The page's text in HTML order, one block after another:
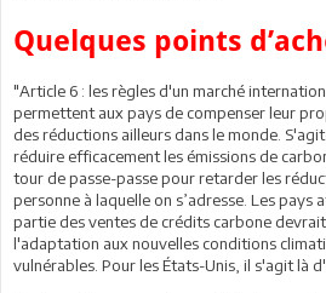
Quelques points
"Article 6 : les règles d'un marché
permettent aux pays de compenser leur
des réductions ailleurs dans le monde.
réduire efficacement les émissions de
tour de passe-passe pour retarder les
personne à laquelle on s’adresse. Les pays
partie des ventes de crédits carbone
l'adaptation aux nouvelles conditions
vulnérables. Pour les États-Unis, il s'agit là